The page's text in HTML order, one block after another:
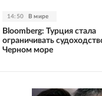
14:50 В мире
Bloomberg: Турция стала
ограничивать
Черном море